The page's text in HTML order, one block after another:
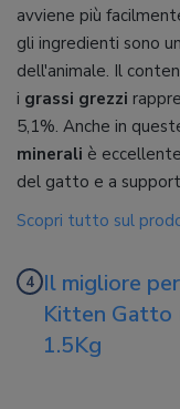
avviene più
gli ingredienti sono
dell'animale. Il
i grassi grezzi
5,1%. Anche in
minerali è
del gatto e a
Scopri tutto sul
Il migliore
Kitten Gatto
1.5Kg